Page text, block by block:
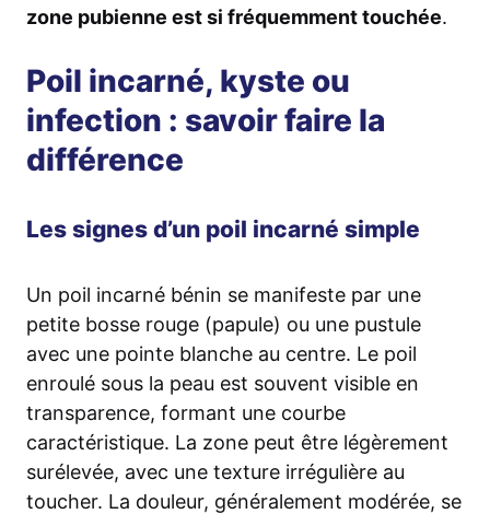
zone pubienne est si fréquemment touchée.
Poil incarné, kyste ou
infection : savoir faire la
différence
Les signes d’un poil incarné simple
Un poil incarné bénin se manifeste par une
petite bosse rouge (papule) ou une pustule
avec une pointe blanche au centre. Le poil
enroulé sous la peau est souvent visible en
transparence, formant une courbe
caractéristique. La zone peut être légèrement
surélevée, avec une texture irrégulière au
toucher. La douleur, généralement modérée, se